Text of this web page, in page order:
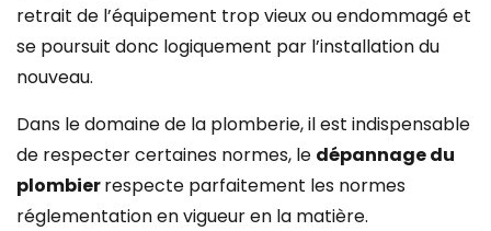
retrait de l’équipement trop vieux ou endommagé et
se poursuit donc logiquement par l’installation du
nouveau.
Dans le domaine de la plomberie, il est indispensable
de respecter certaines normes, le dépannage du
plombierrespecte parfaitement les normes
réglementation en vigueur en la matière.